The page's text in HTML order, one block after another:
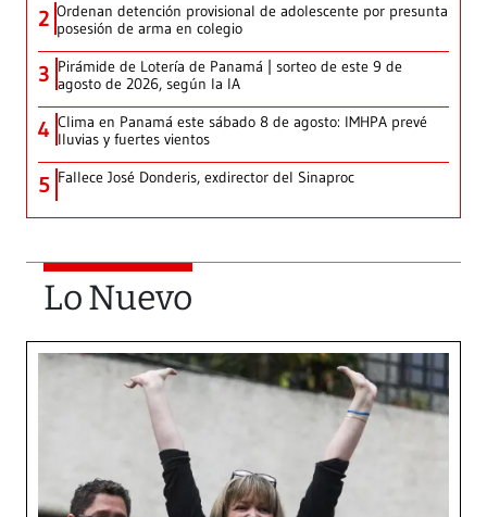
2 Ordenan detención provisional de adolescente por presunta
posesión de arma en colegio
3 Pirámide de Lotería de Panamá | sorteo de este 9 de
agosto de 2026, según la IA
4 Clima en Panamá este sábado 8 de agosto: IMHPA prevé
lluvias y fuertes vientos
5 Fallece José Donderis, exdirector del Sinaproc
Lo Nuevo